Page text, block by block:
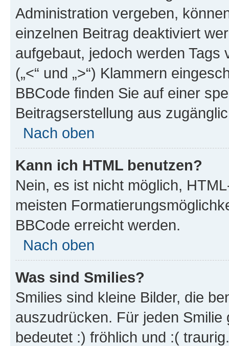
Administration vergeben,
einzelnen Beitrag deaktiviert
aufgebaut, jedoch werden Tags
(„<“ und „>“) Klammern
BBCode finden Sie auf einer
Beitragserstellung aus
Nach oben
Kann ich HTML benutzen?
Nein, es ist nicht möglich,
meisten
BBCode erreicht werden.
Nach oben
Was sind Smilies?
Smilies sind kleine Bilder, die
auszudrücken. Für jeden
bedeutet :) fröhlich und :(